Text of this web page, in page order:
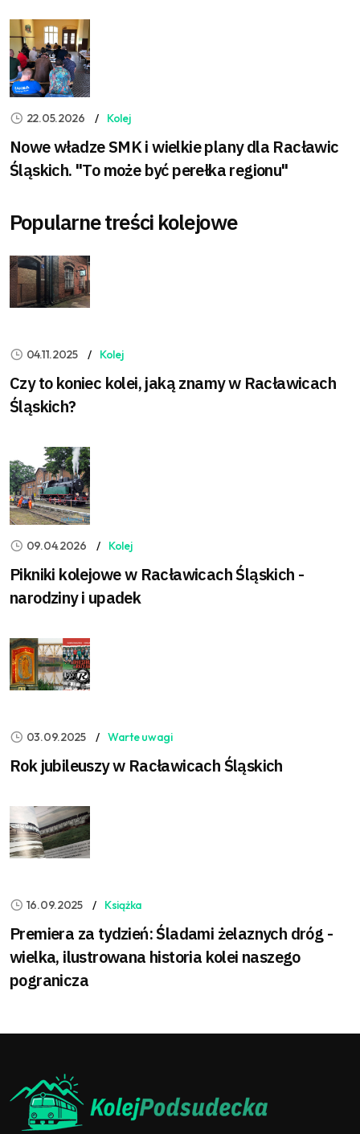
22.05.2026 Kolej
Nowe władze SMK i wielkie plany dla Racławic
Śląskich. "To może być perełka regionu"
Popularne treści kolejowe
04.11.2025 Kolej
Czy to koniec kolei, jaką znamy w Racławicach
Śląskich?
09.04.2026 Kolej
Pikniki kolejowe w Racławicach Śląskich -
narodziny i upadek
03.09.2025 Warte uwagi
Rok jubileuszy w Racławicach Śląskich
16.09.2025 Książka
Premiera za tydzień: Śladami żelaznych dróg -
wielka, ilustrowana historia kolei naszego
pogranicza